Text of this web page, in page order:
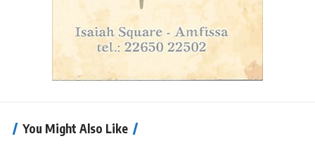
You Might Also Like